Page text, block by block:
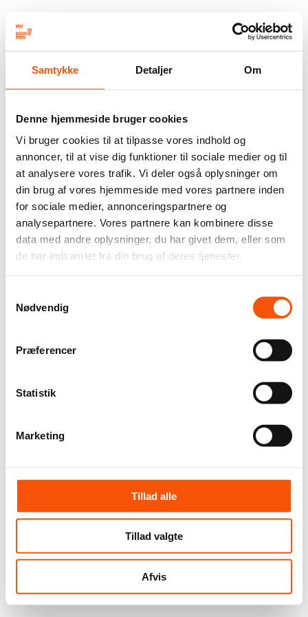
Samtykke Detaljer Om
Denne hjemmeside bruger cookies
Vi bruger cookies til at tilpasse vores indhold og
annoncer, til at vise dig funktioner til sociale medier og til
at analysere vores trafik. Vi deler også oplysninger om
din brug af vores hjemmeside med vores partnere inden
for sociale medier, annonceringspartnere og
analysepartnere. Vores partnere kan kombinere disse
data med andre oplysninger, du har givet dem, eller som
de har indsamlet fra din brug af deres tjenester.
Nødvendig
Præferencer
Statistik
Marketing
Tillad alle
Tillad valgte
Afvis